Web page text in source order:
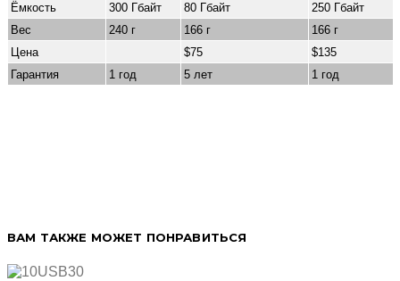
Ёмкость 300 Гбайт 80 Гбайт
250 Гбайт
Вес
240 г 166 г
166 г
Цена
$75
$135
Гарантия
1 год 5 лет 1 год
ВАМ ТАКЖЕ МОЖЕТ ПОНРАВИТЬСЯ